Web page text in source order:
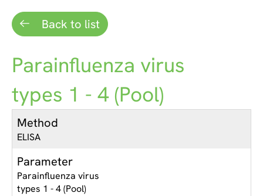
Back to list
Parainfluenza virus
types 1 - 4 (Pool)
Method
ELISA
Parameter
Parainfluenza virus
types 1 - 4 (Pool)